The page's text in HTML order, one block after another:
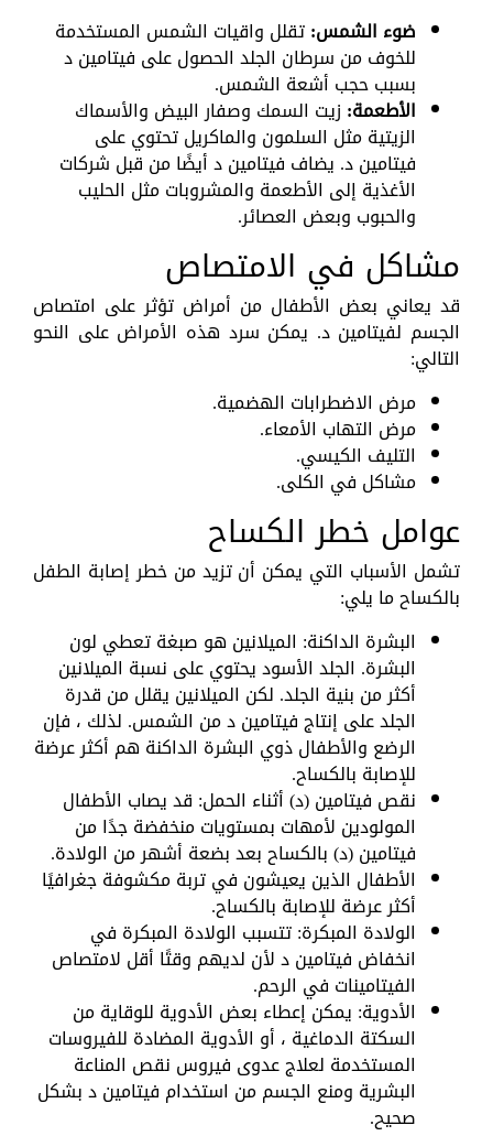
ضوء الشمس:تقلل واقيات الشمس المستخدمة
للخوف من سرطان الجلد الحصول على فيتامين د
بسبب حجب أشعة الشمس.
الأطعمة: زيت السمك وصفار البيض والأسماك
الزيتية مثل السلمون والماكريل تحتوي على
فيتامين د. يضاف فيتامين د أيضًا من قبل شركات
الأغذية إلى الأطعمة والمشروبات مثل الحليب
والحبوب وبعض العصائر.
مشاكل في الامتصاص
قد يعاني بعض الأطفال من أمراض تؤثر على امتصاص
الجسم لفيتامين د. يمكن سرد هذه الأمراض على النحو
التالي:
مرض الاضطرابات الهضمية.
مرض التهاب الأمعاء.
التليف الكيسي.
مشاكل في الكلى.
عوامل خطر الكساح
تشمل الأسباب التي يمكن أن تزيد من خطر إصابة الطفل
بالكساح ما يلي:
البشرة الداكنة: الميلانين هو صبغة تعطي لون
البشرة. الجلد الأسود يحتوي على نسبة الميلانين
أكثر من بنية الجلد. لكن الميلانين يقلل من قدرة
الجلد على إنتاج فيتامين د من الشمس. لذلك ، فإن
الرضع والأطفال ذوي البشرة الداكنة هم أكثر عرضة
للإصابة بالكساح.
نقص فيتامين (د) أثناء الحمل: قد يصاب الأطفال
المولودين لأمهات بمستويات منخفضة جدًا من
فيتامين (د) بالكساح بعد بضعة أشهر من الولادة.
الأطفال الذين يعيشون في تربة مكشوفة جغرافيًا
أكثر عرضة للإصابة بالكساح.
الولادة المبكرة: تتسبب الولادة المبكرة في
انخفاض فيتامين د لأن لديهم وقتًا أقل لامتصاص
الفيتامينات في الرحم.
الأدوية: يمكن إعطاء بعض الأدوية للوقاية من
السكتة الدماغية ، أو الأدوية المضادة للفيروسات
المستخدمة لعلاج عدوى فيروس نقص المناعة
البشرية ومنع الجسم من استخدام فيتامين د بشكل
صحيح.